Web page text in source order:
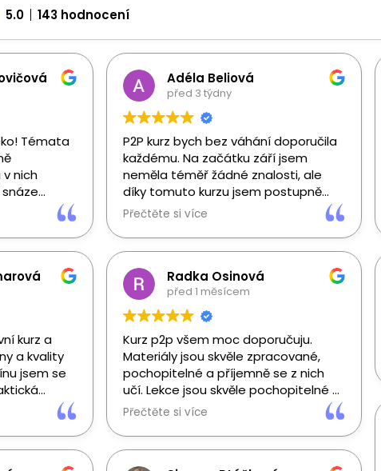
5.0 143 hodnocení
Témata
nich
se nám
a dávali
to
kurz a
a kvality
jsem se
že jsem
naučila.
Adéla Beliová
před 3 týdny
P2P kurz bych bez váhání doporučila
každému. Na začátku září jsem
neměla téměř žádné znalosti, ale
díky tomuto kurzu jsem postupně
pochopila, jak na sebe jednotlivé
přestalo být jen o memorování –
začala jsem si věci logicky spojovat a
lépe si je vybavovat.
Velkou výhodou pro mě byla i
možnost kdykoli se zeptat. Pokud
jsem něčemu nerozuměla, Tereza
nebo David mi to vždy ochotně a
srozumitelně vysvětlili. Lekce byly
navíc zábavné a materiály
přehledné a vizuálně hezky
zpracované, což mi učení výrazně
Přečtěte si více
Radka Osinová
před 1 měsícem
Kurz p2p všem moc doporučuju.
Materiály jsou skvěle zpracované,
pochopitelné a příjemně se z nich
učí. Lekce jsou skvěle pochopitelné a
systematické. Také jsem moc
ocenila skupinu na whatsappu plnou
nápomocných a sympatických lidí,
na které se můžete obrátit!
Přečtěte si více